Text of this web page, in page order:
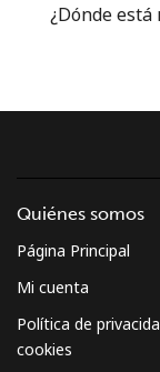
¿Dónde
Quiénes somos
Página Principal
Mi cuenta
Política de
cookies